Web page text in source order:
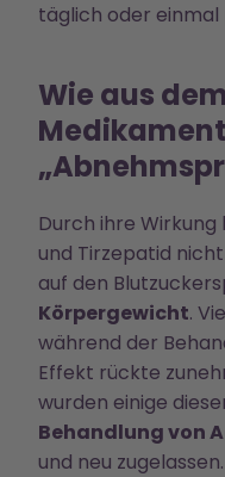
täglich oder einmal
Wie aus
Durch ihre Wirkung
und Tirzepatid
auf den
Körpergewicht.
während der
Effekt rückte
wurden einige
Behandlung von
und neu zugelassen.